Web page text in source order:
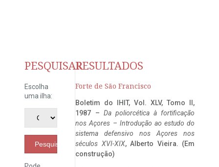
PESQUISAR
Escolha
uma ilha:
Pesquisar
RESULTADOS
Forte de São Francisco
Boletim do IHIT, Vol. XLV, Tomo II,
1987 – Da poliorcética à fortificação
nos Açores – Introdução ao estudo do
sistema defensivo nos Açores nos
séculos XVI-XIX, Alberto Vieira. (Em
construção)